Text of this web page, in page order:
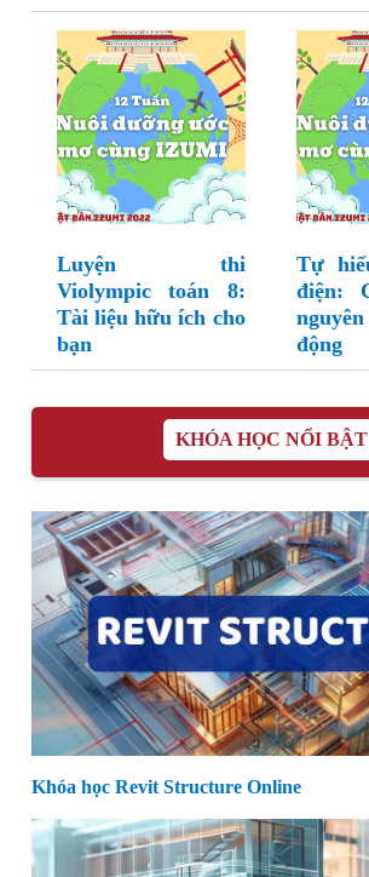
Luyện thi
Violympic toán 8:
Tài liệu hữu ích cho
bạn
Tự
điện:
động
KHÓA HỌC NỔI BẬT
Khóa học Revit Structure Online